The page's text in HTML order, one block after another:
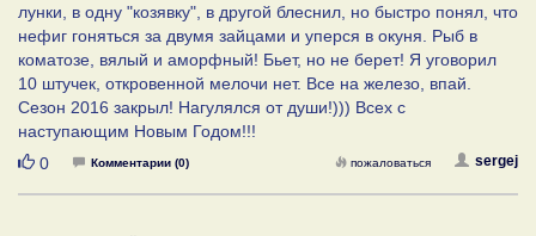
лунки, в одну "козявку", в другой блеснил, но быстро понял, что
нефиг гоняться за двумя зайцами и уперся в окуня. Рыб в
коматозе, вялый и аморфный! Бьет, но не берет! Я уговорил
10 штучек, откровенной мелочи нет. Все на железо, впай.
Сезон 2016 закрыл! Нагулялся от души!))) Всех с
наступающим Новым Годом!!!
Нравится
0 Комментарии (0) sergej
пожаловаться